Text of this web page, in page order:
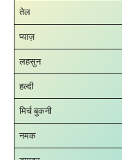
तेल
प्याज़
लहसुन
हल्दी
मिर्च बुकनी
नमक